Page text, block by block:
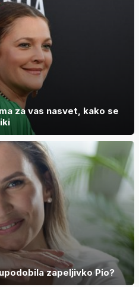
za vas nasvet, kako se
zapeljivko Pio?